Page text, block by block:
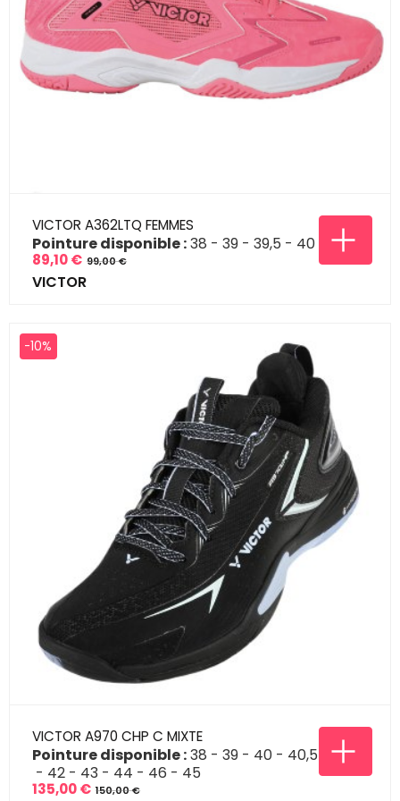
VICTOR A362LTQ FEMMES
Prix
89,10 €
Prix
de
99,00 €
Pointure disponible :38 39 39,5
40
VICTOR
VICTOR A970 CHP C MIXTE
135,00 € 150,00 €
Pointure disponible :38 39 40
40,5
42
43 44 46
45
-10%